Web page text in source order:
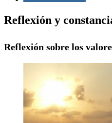
Reflexión y
Reflexión sobre los